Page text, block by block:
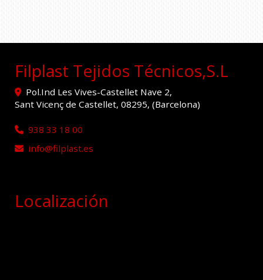
Filplast Tejidos Técnicos,S.L
Pol.Ind Les Vives-Castellet Nave 2,
Sant Vicenç de Castellet, 08295, (Barcelona)
938 33 18 00
info
filplast.es
Localización